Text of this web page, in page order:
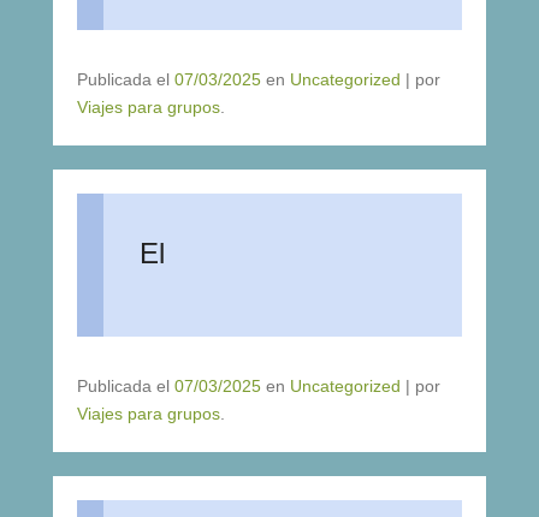
Publicada el 07/03/2025 en Uncategorized | por
Viajes para grupos
El
Publicada el 07/03/2025 en Uncategorized | por
Viajes para grupos